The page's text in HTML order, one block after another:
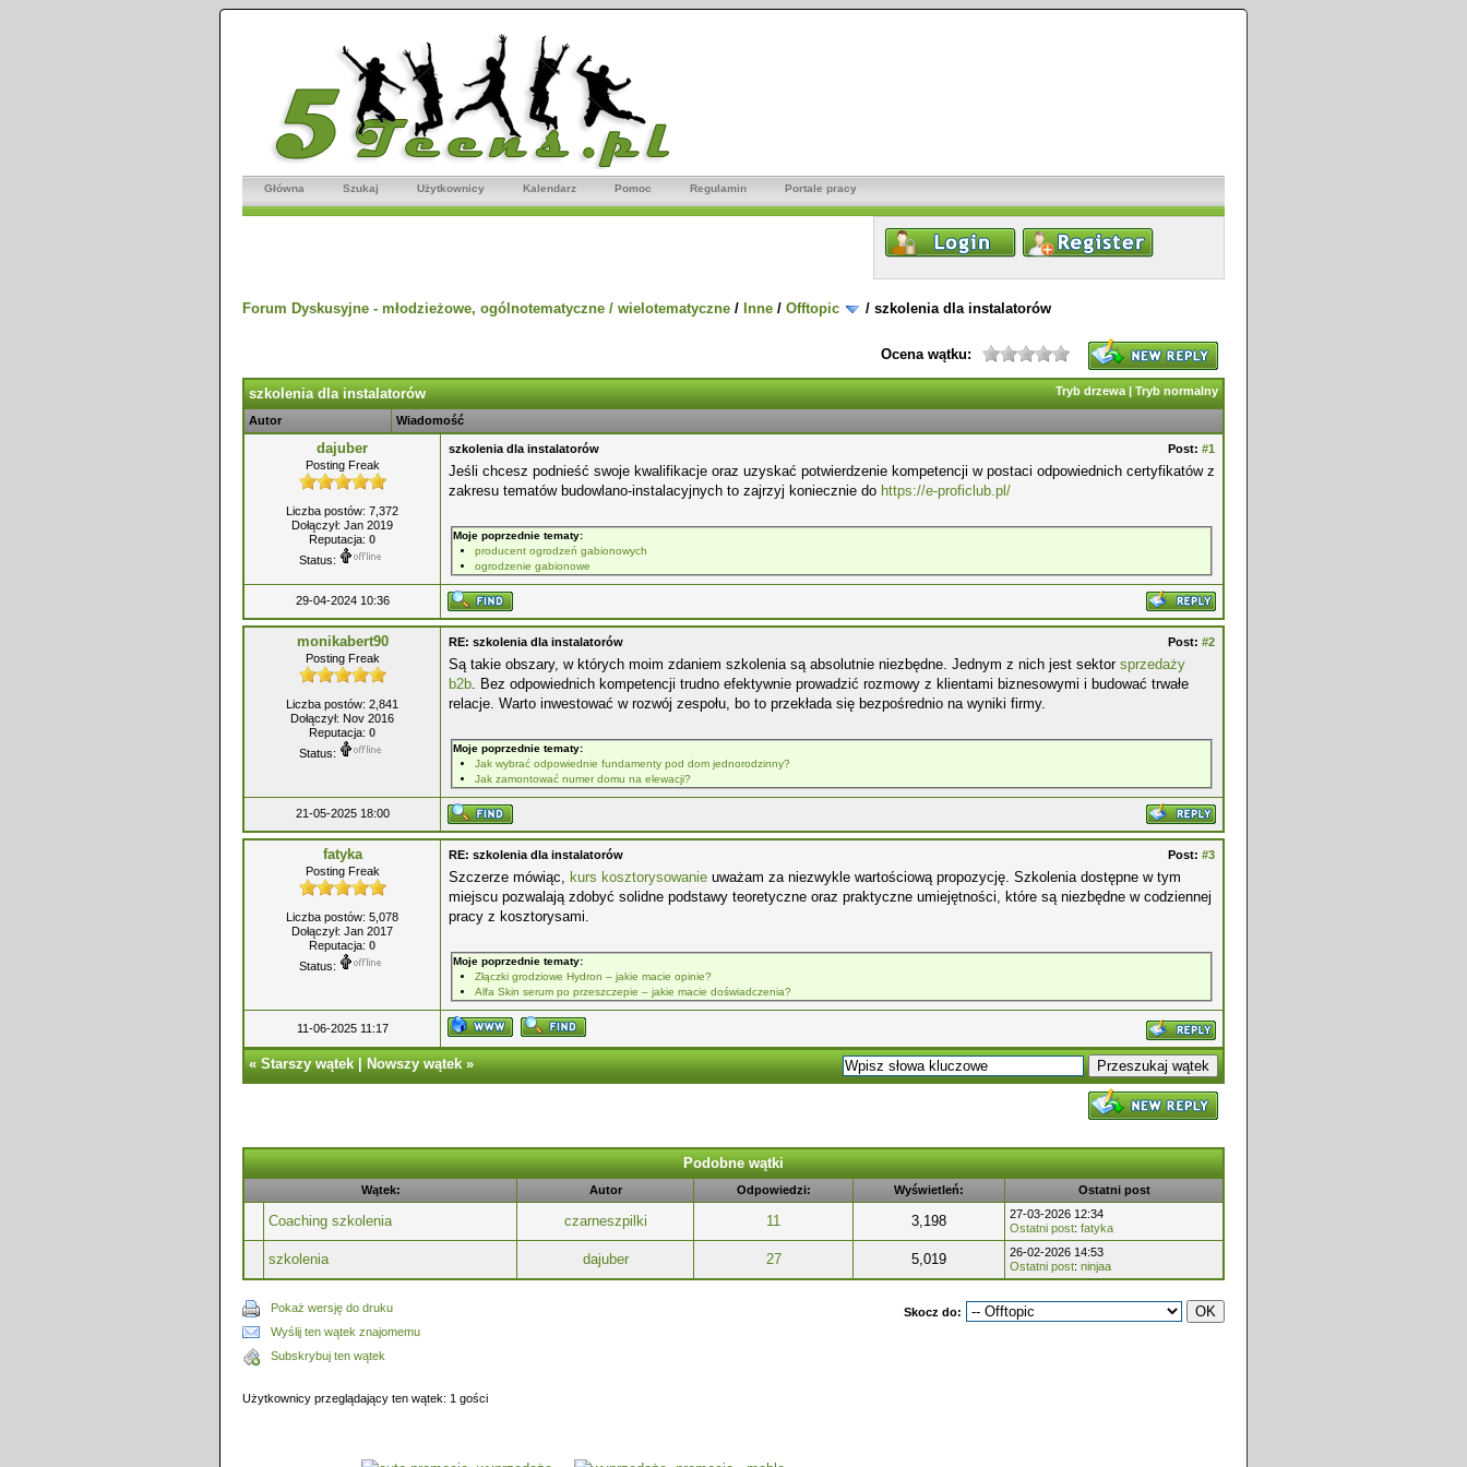
Główna Szukaj Użytkownicy Kalendarz Pomoc Regulamin Portale pracy
Forum Dyskusyjne - młodzieżowe, ogólnotematyczne / wielotematyczne / Inne / Offtopic / szkolenia dla instalatorów
Ocena wątku:
Tryb drzewa | Tryb normalny
szkolenia dla instalatorów
Autor Wiadomość
dajuber
Posting Freak
Liczba postów: 7,372
Dołączył: Jan 2019
Reputacja: 0
Status:
Post: #1
szkolenia dla instalatorów
Jeśli chcesz podnieść swoje kwalifikacje oraz uzyskać potwierdzenie kompetencji w postaci odpowiednich certyfikatów z
zakresu tematów budowlano-instalacyjnych to zajrzyj koniecznie do https://e-proficlub.pl/
Moje poprzednie tematy:
producent ogrodzeń gabionowych
ogrodzenie gabionowe
29-04-2024 10:36
monikabert90
Posting Freak
Liczba postów: 2,841
Dołączył: Nov 2016
Reputacja: 0
Status:
Post: #2
RE: szkolenia dla instalatorów
Są takie obszary, w których moim zdaniem szkolenia są absolutnie niezbędne. Jednym z nich jest sektor sprzedaży
b2b. Bez odpowiednich kompetencji trudno efektywnie prowadzić rozmowy z klientami biznesowymi i budować trwałe
relacje. Warto inwestować w rozwój zespołu, bo to przekłada się bezpośrednio na wyniki firmy.
Moje poprzednie tematy:
Jak wybrać odpowiednie fundamenty pod dom jednorodzinny?
Jak zamontować numer domu na elewacji?
21-05-2025 18:00
fatyka
Posting Freak
Liczba postów: 5,078
Dołączył: Jan 2017
Reputacja: 0
Status:
Post: #3
RE: szkolenia dla instalatorów
Szczerze mówiąc, kurs kosztorysowanie uważam za niezwykle wartościową propozycję. Szkolenia dostępne w tym
miejscu pozwalają zdobyć solidne podstawy teoretyczne oraz praktyczne umiejętności, które są niezbędne w codziennej
pracy z kosztorysami.
Moje poprzednie tematy:
Złączki grodziowe Hydron – jakie macie opinie?
Alfa Skin serum po przeszczepie – jakie macie doświadczenia?
11-06-2025 11:17
«Starszy wątek|Nowszy wątek»
Podobne wątki
Wątek: Autor Odpowiedzi: Wyświetleń: Ostatni post
Coaching szkolenia czarneszpilki 11 3,198
27-03-2026 12:34
Ostatni post: fatyka
szkolenia dajuber 27 5,019
26-02-2026 14:53
Ostatni post: ninjaa
Pokaż wersję do druku
Wyślij ten wątek znajomemu
Subskrybuj ten wątek
Skocz do:
Użytkownicy przeglądający ten wątek: 1 gości